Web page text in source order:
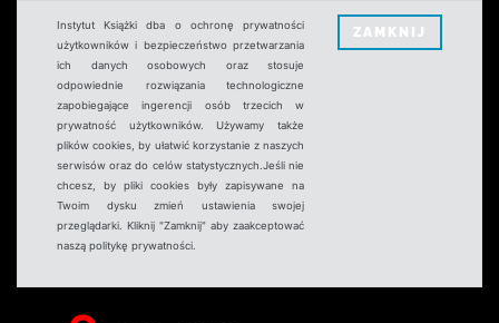
Instytut Książki dba o ochronę prywatności
użytkowników i bezpieczeństwo przetwarzania
ich danych osobowych oraz stosuje
odpowiednie rozwiązania technologiczne
zapobiegające ingerencji osób trzecich w
prywatność użytkowników. Używamy także
plików cookies, by ułatwić korzystanie z naszych
serwisów oraz do celów statystycznych.Jeśli nie
chcesz, by pliki cookies były zapisywane na
Twoim dysku zmień ustawienia swojej
przeglądarki. Kliknij "Zamknij" aby zaakceptować
naszą politykę prywatności.
ZAMKNIJ